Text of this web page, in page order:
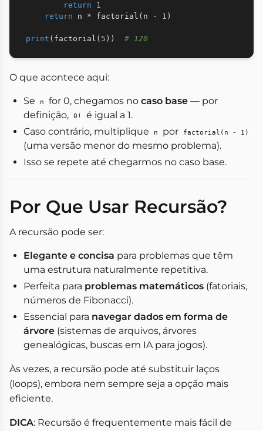
return
1
return n * factorial ( n - 1 )
print ( factorial ( 5 ) ) # 120
O que acontece aqui:
Se n for 0, chegamos no caso base — por
definição, 0!
é igual a 1.
Caso contrário, multiplique
n por factorial(n - 1)
(uma versão menor do mesmo problema).
Isso se repete até chegarmos no caso base.
Por Que Usar Recursão?
A recursão pode ser:
Elegante e concisa para problemas que têm
uma estrutura naturalmente repetitiva.
Perfeita para problemas matemáticos (fatoriais,
números de Fibonacci).
Essencial para navegar dados em forma de
árvore (sistemas de arquivos, árvores
genealógicas, buscas em IA para jogos).
Às vezes, a recursão pode até substituir laços
(loops), embora nem sempre seja a opção mais
eficiente.
DICA: Recursão é frequentemente mais fácil de